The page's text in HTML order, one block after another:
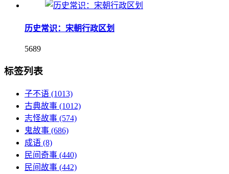
历史常识：宋朝行政区划
5689
标签列表
子不语 (1013)
古典故事 (1012)
志怪故事 (574)
鬼故事 (686)
成语 (8)
民间奇事 (440)
民间故事 (442)